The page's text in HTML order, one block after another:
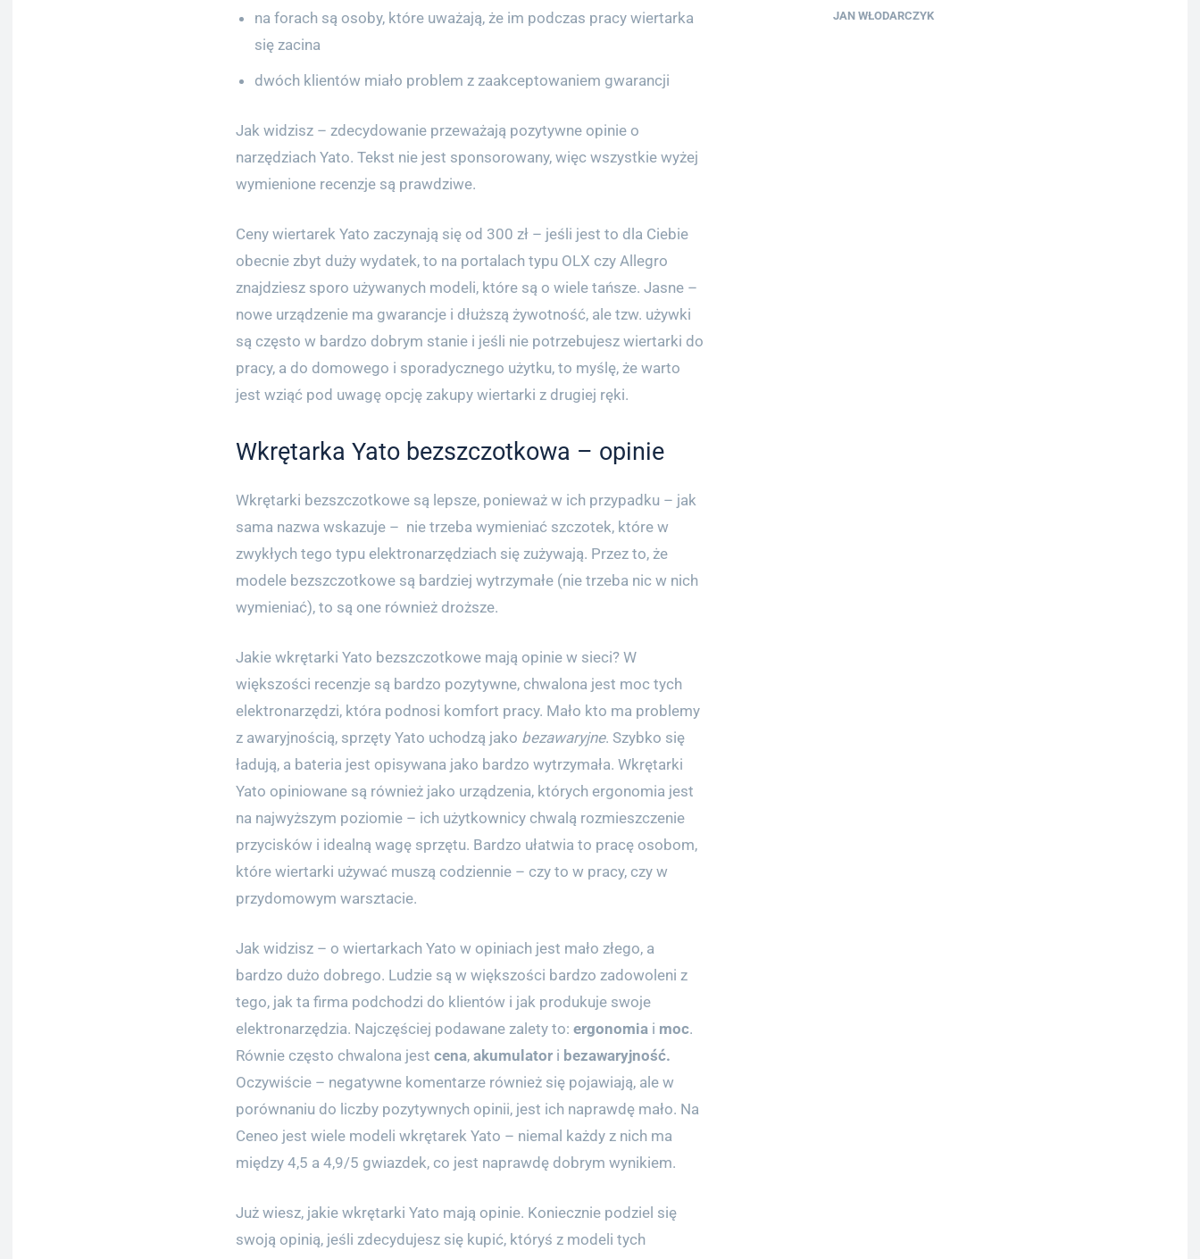
na forach są osoby, które uważają, że im podczas pracy wiertarka
się zacina
dwóch klientów miało problem z zaakceptowaniem gwarancji
Jak widzisz – zdecydowanie przeważają pozytywne opinie o
narzędziach Yato. Tekst nie jest sponsorowany, więc wszystkie wyżej
wymienione recenzje są prawdziwe.
Ceny wiertarek Yato zaczynają się od 300 zł – jeśli jest to dla Ciebie
obecnie zbyt duży wydatek, to na portalach typu OLX czy Allegro
znajdziesz sporo używanych modeli, które są o wiele tańsze. Jasne –
nowe urządzenie ma gwarancje i dłuższą żywotność, ale tzw. używki
są często w bardzo dobrym stanie i jeśli nie potrzebujesz wiertarki do
pracy, a do domowego i sporadycznego użytku, to myślę, że warto
jest wziąć pod uwagę opcję zakupy wiertarki z drugiej ręki.
Wkrętarka Yato bezszczotkowa – opinie
Wkrętarki bezszczotkowe są lepsze, ponieważ w ich przypadku – jak
sama nazwa wskazuje – nie trzeba wymieniać szczotek, które w
zwykłych tego typu elektronarzędziach się zużywają. Przez to, że
modele bezszczotkowe są bardziej wytrzymałe (nie trzeba nic w nich
wymieniać), to są one również droższe.
Jakie wkrętarki Yato bezszczotkowe mają opinie w sieci? W
większości recenzje są bardzo pozytywne, chwalona jest moc tych
elektronarzędzi, która podnosi komfort pracy. Mało kto ma problemy
z awaryjnością, sprzęty Yato uchodzą jako bezawaryjne. Szybko się
ładują, a bateria jest opisywana jako bardzo wytrzymała. Wkrętarki
Yato opiniowane są również jako urządzenia, których ergonomia jest
na najwyższym poziomie – ich użytkownicy chwalą rozmieszczenie
przycisków i idealną wagę sprzętu. Bardzo ułatwia to pracę osobom,
które wiertarki używać muszą codziennie – czy to w pracy, czy w
przydomowym warsztacie.
Jak widzisz – o wiertarkach Yato w opiniach jest mało złego, a
bardzo dużo dobrego. Ludzie są w większości bardzo zadowoleni z
tego, jak ta firma podchodzi do klientów i jak produkuje swoje
elektronarzędzia. Najczęściej podawane zalety to: ergonomia i moc.
Równie często chwalona jest cena, akumulator i bezawaryjność.
Oczywiście – negatywne komentarze również się pojawiają, ale w
porównaniu do liczby pozytywnych opinii, jest ich naprawdę mało. Na
Ceneo jest wiele modeli wkrętarek Yato – niemal każdy z nich ma
między 4,5 a 4,9/5 gwiazdek, co jest naprawdę dobrym wynikiem.
Już wiesz, jakie wkrętarki Yato mają opinie. Koniecznie podziel się
swoją opinią, jeśli zdecydujesz się kupić, któryś z modeli tych
JAN WŁODARCZYK